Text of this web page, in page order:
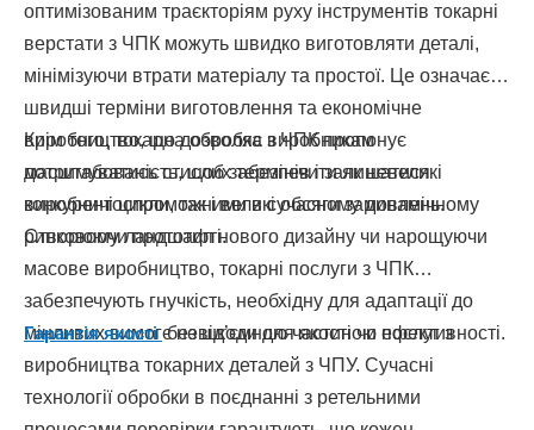
оптимізованим траєкторіям руху інструментів токарні
верстати з ЧПК можуть швидко виготовляти деталі,
мінімізуючи втрати матеріалу та простої. Це означає
швидші терміни виготовлення та економічне
виробництво, що дозволяє виробникам
дотримуватись стислих термінів і залишатися
конкурентоспроможними в сучасному динамічному
ринковому ландшафті.
Крім того, токарна обробка з ЧПК пропонує
масштабованість, щоб забезпечити як невеликі
виробничі цикли, так і великі обсяги замовлень.
Створюючи прототип нового дизайну чи нарощуючи
масове виробництво, токарні послуги з ЧПК
забезпечують гнучкість, необхідну для адаптації до
мінливих вимог без шкоди для якості чи ефективності.
Гарантія якостіє невід’ємною частиною послуг з
виробництва токарних деталей з ЧПУ. Сучасні
технології обробки в поєднанні з ретельними